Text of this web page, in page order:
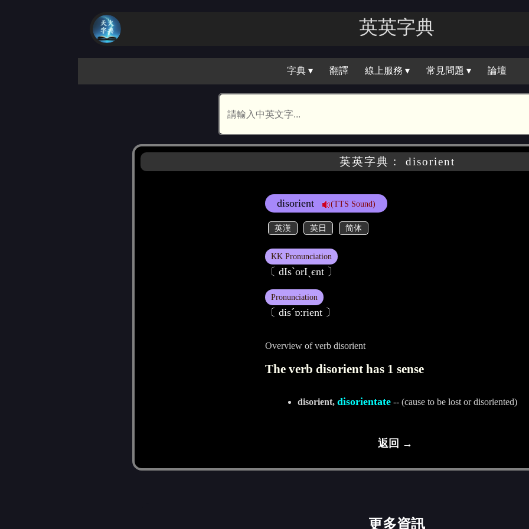
英英字典
字典 ▾ 翻譯 線上服務 ▾ 常見問題 ▾ 論壇
英英字典： disorient
disorient (TTS Sound)
英漢 英日 简体
KK Pronunciation
〔 dIsˋorIˏєnt 〕
Pronunciation
〔 disˊɒːrient 〕
Overview of verb disorient
The verb disorient has 1 sense
disorient, disorientate-- (cause to be lost or disoriented)
返回 →
更多資訊